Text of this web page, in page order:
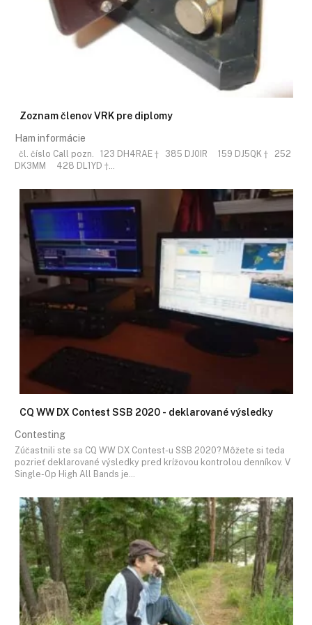
Zoznam členov VRK pre diplomy
Ham informácie
čl. číslo Call pozn. 123 DH4RAE † 385 DJ0IR 159 DJ5QK † 252
DK3MM 428 DL1YD †…
CQ WW DX Contest SSB 2020 - deklarované výsledky
Contesting
Zúčastnili ste sa CQ WW DX Contest-u SSB 2020? Môžete si teda
pozrieť deklarované výsledky pred krížovou kontrolou denníkov. V
Single-Op High All Bands je…